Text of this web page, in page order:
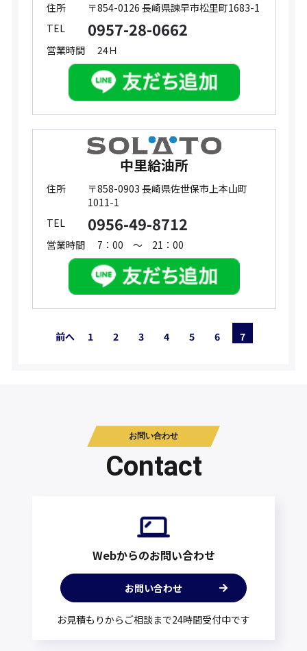
住所
〒854-0126 長崎県諫早市松里町1683-1
TEL
0957-28-0662
営業時間 24Ｈ
中里給油所
住所
〒858-0903 長崎県佐世保市上本山町
1011-1
TEL
0956-49-8712
営業時間 7：00 ～ 21：00
前へ 1 2 3 4 5 6 7
お問い合わせ
Contact
Webからのお問い合わせ
お問い合わせ
お見積もりからご相談まで24時間受付中です